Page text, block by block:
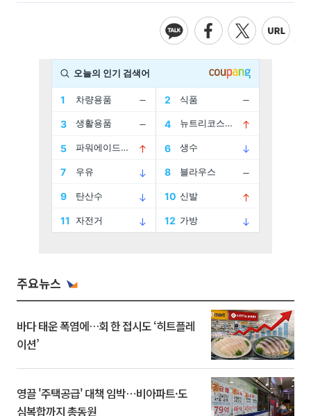
주요뉴스
바다 태운 폭염에…회 한 접시도 ‘히트플레
이션’
영끌 '주택공급' 대책 임박⋯비아파트·도
심복합까지 총동원